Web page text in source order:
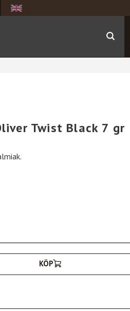
Twist Black 7 gr
KÖP